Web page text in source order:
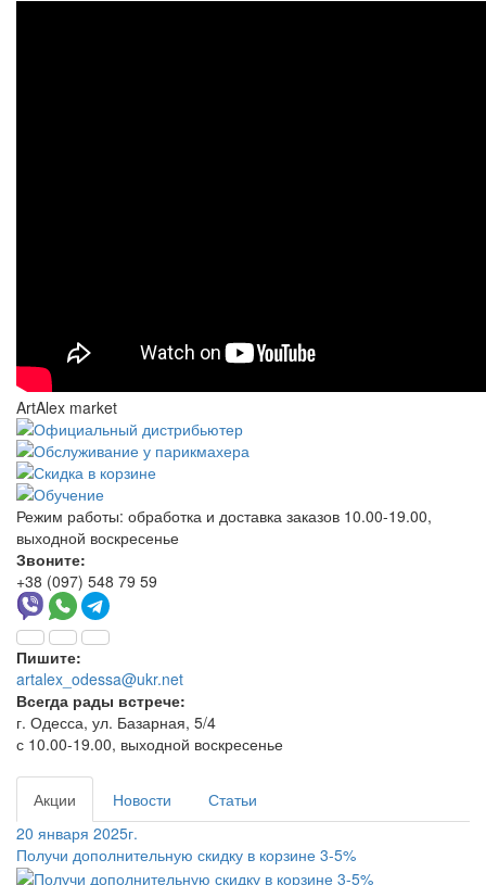
ArtAlex market
Режим работы: обработка и доставка заказов 10.00-19.00,
выходной воскресенье
Звоните:
+38 (097) 548 79 59
Пишите:
artalex_odessa@ukr.net
Всегда рады встрече:
г. Одесса, ул. Базарная, 5/4
с 10.00-19.00, выходной воскресенье
Акции Новости
Статьи
20 января 2025г.
Получи дополнительную скидку в корзине 3-5%